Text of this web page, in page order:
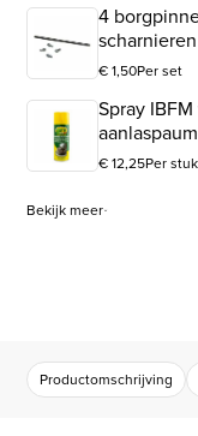
4
€1,50Per set
Spray
€12,25Per stuk
Bekijk meer
Productomschrijving